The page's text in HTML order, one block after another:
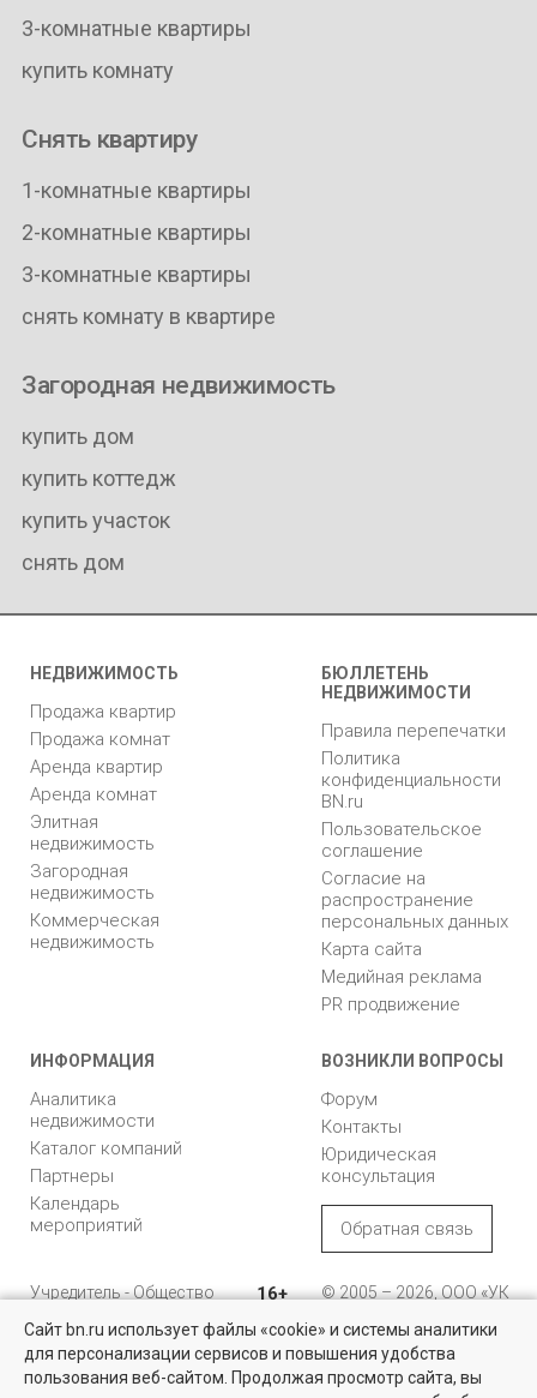
Коммерческая недвижимость
Проверенные объекты под различные цели в Санкт-Петербурге и
3-комнатные квартиры
купить комнату
Снять квартиру
1-комнатные квартиры
2-комнатные квартиры
3-комнатные квартиры
снять комнату в квартире
Загородная недвижимость
купить дом
купить коттедж
купить участок
снять дом
НЕДВИЖИМОСТЬ
Продажа квартир
Продажа комнат
Аренда квартир
Аренда комнат
Элитная
недвижимость
Загородная
недвижимость
Коммерческая
недвижимость
БЮЛЛЕТЕНЬ
НЕДВИЖИМОСТИ
Правила перепечатки
Политика
конфиденциальности
BN.ru
Пользовательское
соглашение
Согласие на
распространение
персональных данных
Карта сайта
Медийная реклама
PR продвижение
ИНФОРМАЦИЯ
Аналитика
недвижимости
Каталог компаний
Партнеры
Календарь
мероприятий
ВОЗНИКЛИ ВОПРОСЫ
Форум
Контакты
Юридическая
консультация
Обратная связь
Учредитель - Общество
ответственностью
"Управляющая
компания "Бюллетень
недвижимости"
16+
© 2005 – 2026, ООО «УК
196105, Санкт-
Петербург, пр. Юрия
Гагарина, 1
Сайт bn.ru использует файлы «cookie» и системы аналитики
для персонализации сервисов и повышения удобства
пользования веб-сайтом. Продолжая просмотр сайта, вы